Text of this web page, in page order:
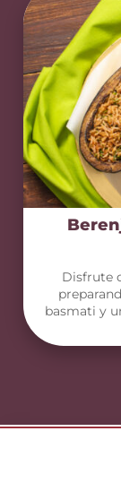
Disfrute
basmati y